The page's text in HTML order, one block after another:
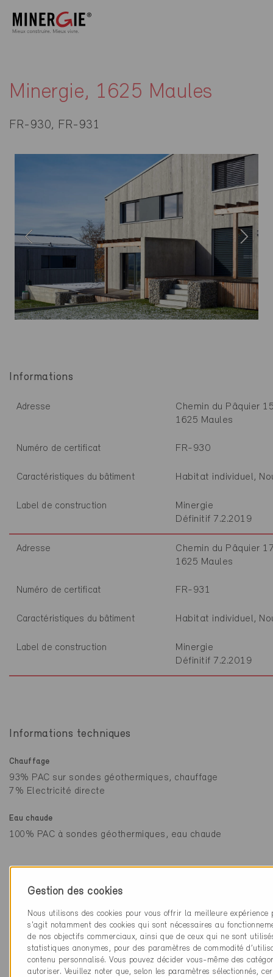
Minergie, 1625 Maules
FR-930, FR-931
Informations
Adresse
Chemin du Pâquier
1625 Maules
Numéro de certificat FR-930
Caractéristiques du bâtiment Habitat individuel,
Label de construction
Minergie
Définitif 7.2.2019
Adresse
Chemin du Pâquier
1625 Maules
Numéro de certificat FR-931
Caractéristiques du bâtiment Habitat individuel,
Label de construction
Minergie
Définitif 7.2.2019
Informations techniques
Chauffage
93% PAC sur sondes géothermiques, chauffage
7% Electricité directe
Eau chaude
100% PAC à sondes géothermiques, eau chaude
Acteurs
Partenaires spécialistes Minergie
Effiteam Sàrl
Rue Jean Prouvé 14
Gestion des cookies
Nous utilisons des cookies pour vous offrir la meilleure
s'agit notamment des cookies qui sont nécessaires au
de nos objectifs commerciaux, ainsi que de ceux qui ne sont
statistiques anonymes, pour des paramètres de commodité
contenu personnalisé. Vous pouvez décider vous-même des
autoriser. Veuillez noter que, selon les paramètres sélectionnés,